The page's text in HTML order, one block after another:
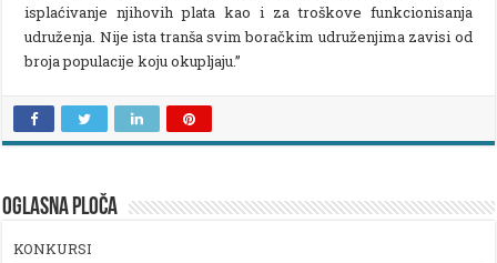
isplaćivanje njihovih plata kao i za troškove funkcionisanja
udruženja. Nije ista tranša svim boračkim udruženjima zavisi od
broja populacije koju okupljaju.”
OGLASNA PLOČA
KONKURSI